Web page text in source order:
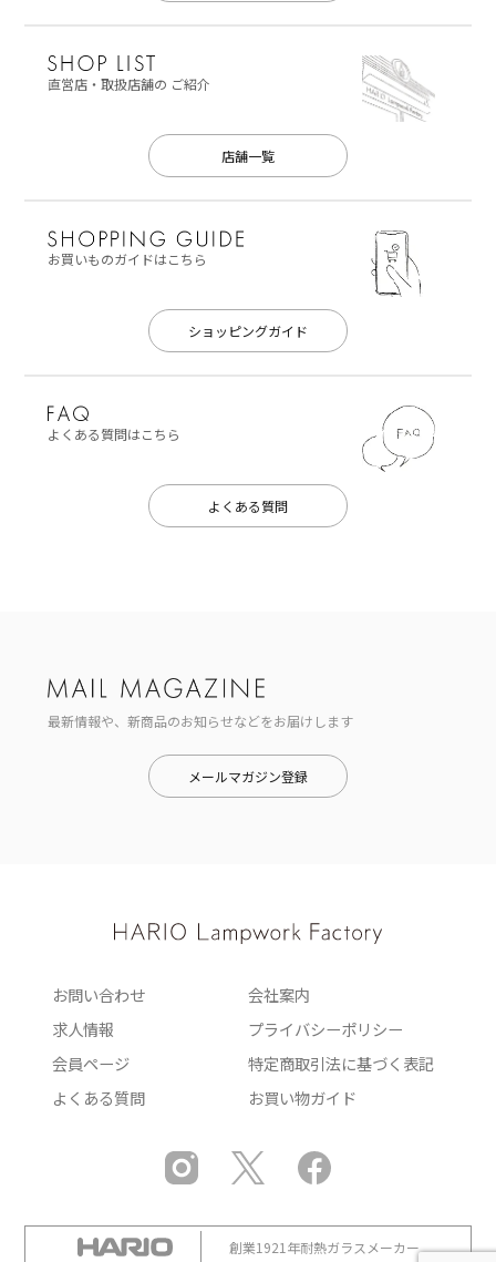
直営店・取扱店舗の ご紹介
店舗一覧
お買いものガイドはこちら
ショッピングガイド
よくある質問はこちら
よくある質問
最新情報や、新商品のお知らせなどをお届けします
メールマガジン登録
お問い合わせ
会社案内
求人情報
プライバシーポリシー
会員ページ
特定商取引法に基づく表記
よくある質問
お買い物ガイド
創業1921年耐熱ガラスメーカー